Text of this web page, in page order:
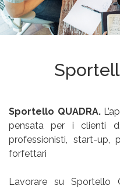
Sportello QUADRA.
pensata per i clienti
professionisti, start-
forfettari
Lavorare su Sportello